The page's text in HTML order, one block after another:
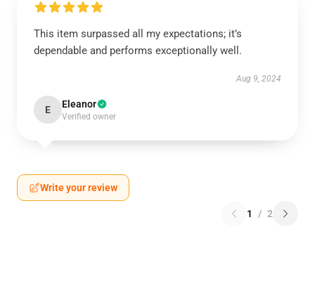
This item surpassed all my expectations; it’s
dependable and performs exceptionally well.
Aug 9, 2024
E Eleanor
Verified owner
Write your review
1 / 2